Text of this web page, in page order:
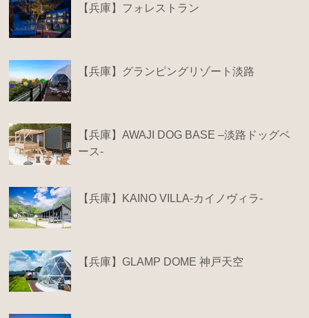
【兵庫】フォレストラン
【兵庫】グランピングリゾート淡路
【兵庫】AWAJI DOG BASE –淡路ドッグベ
ース-
【兵庫】KAINO VILLA-カイノヴィラ-
【兵庫】GLAMP DOME 神戸天空